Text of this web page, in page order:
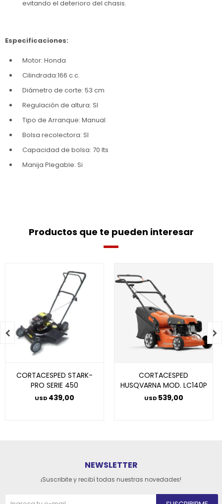
evitando el deterioro del chasis.
Especificaciones:
Motor: Honda
Cilindrada:166 c.c.
Diámetro de corte: 53 cm
Regulación de altura: SI
Tipo de Arranque: Manual
Bolsa recolectora: SI
Capacidad de bolsa: 70 lts
Manija Plegable: Si
Productos que te pueden interesar
CORTACESPED STARK-
PRO SERIE 450
USD 439,00
CORTACESPED
HUSQVARNA MOD. LC140P
USD 539,00
 
NEWSLETTER
¡Suscribite y recibí todas nuestras novedades!